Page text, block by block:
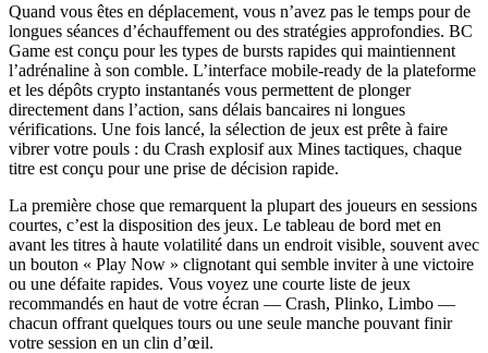
Quand vous êtes en déplacement, vous n’avez pas le temps pour de
longues séances d’échauffement ou des stratégies approfondies. BC
Game est conçu pour les types de bursts rapides qui maintiennent
l’adrénaline à son comble. L’interface mobile‑ready de la plateforme
et les dépôts crypto instantanés vous permettent de plonger
directement dans l’action, sans délais bancaires ni longues
vérifications. Une fois lancé, la sélection de jeux est prête à faire
vibrer votre pouls : du Crash explosif aux Mines tactiques, chaque
titre est conçu pour une prise de décision rapide.
La première chose que remarquent la plupart des joueurs en sessions
courtes, c’est la disposition des jeux. Le tableau de bord met en
avant les titres à haute volatilité dans un endroit visible, souvent avec
un bouton « Play Now » clignotant qui semble inviter à une victoire
ou une défaite rapides. Vous voyez une courte liste de jeux
recommandés en haut de votre écran — Crash, Plinko, Limbo —
chacun offrant quelques tours ou une seule manche pouvant finir
votre session en un clin d’œil.